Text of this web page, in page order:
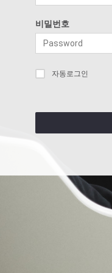
비밀번호
자동로그인